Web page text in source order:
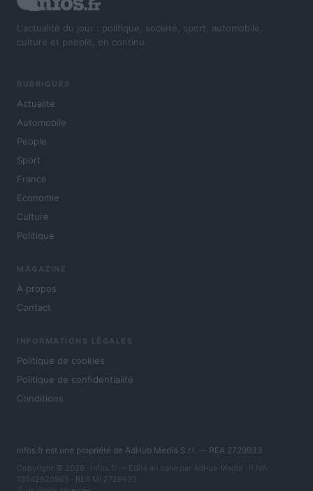
L'actualité du jour : politique, société, sport, automobile,
culture et people, en continu.
RUBRIQUES
Actualité
Automobile
People
Sport
France
Economie
Culture
Politique
MAGAZINE
À propos
Contact
INFORMATIONS LÉGALES
Politique de cookies
Politique de confidentialité
Conditions
Infos.fr est une propriété de AdHub Media S.r.l. — REA 2729933
Copyright © 2026 · Infos.fr — Édité en Italie par AdHub Media · P.IVA
13542920965 · REA MI 2729933